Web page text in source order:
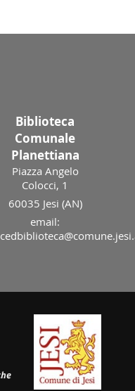
Biblioteca
Comunale
Planettiana
Piazza Angelo
Colocci, 1
60035 Jesi (AN)
email: